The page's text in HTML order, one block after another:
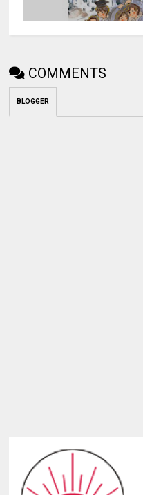
COMMENTS
BLOGGER